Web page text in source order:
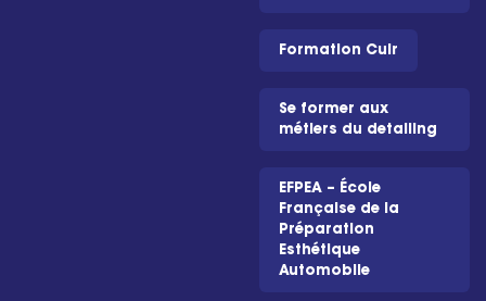
Formation Cuir
Se former aux
métiers du detailing
EFPEA – École
Française de la
Préparation
Esthétique
Automobile